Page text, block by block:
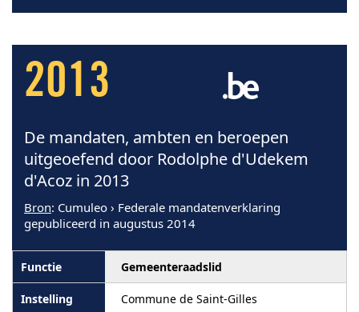
2013
De mandaten, ambten en beroepen
uitgeoefend door Rodolphe d'Udekem
d'Acoz in 2013
Bron: Cumuleo › Federale mandatenverklaring
gepubliceerd in augustus 2014
Gemeenteraadslid
Commune de Saint-Gilles